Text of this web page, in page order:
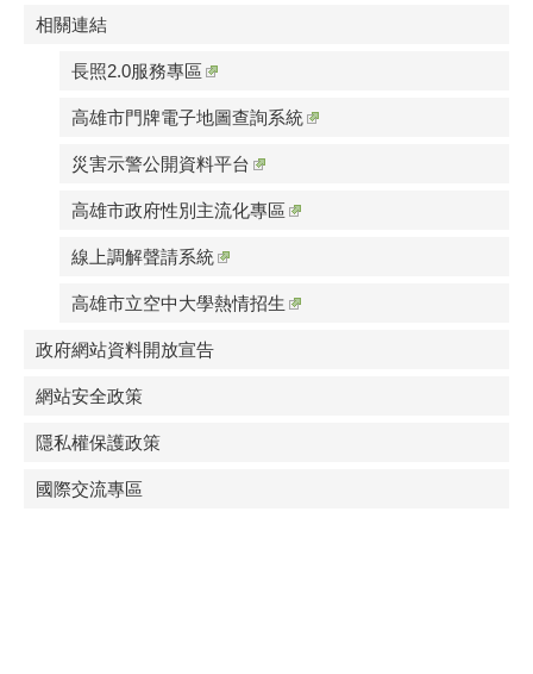
相關連結
長照2.0服務專區
高雄市門牌電子地圖查詢系統
災害示警公開資料平台
高雄市政府性別主流化專區
線上調解聲請系統
高雄市立空中大學熱情招生
政府網站資料開放宣告
網站安全政策
隱私權保護政策
國際交流專區